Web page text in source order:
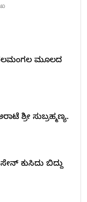
ಮೂಲದ
ಶ್ರೀ ಸುಬ್ರಹ್ಮಣ್ಯ.
ಕುಸಿದು ಬಿದ್ದು